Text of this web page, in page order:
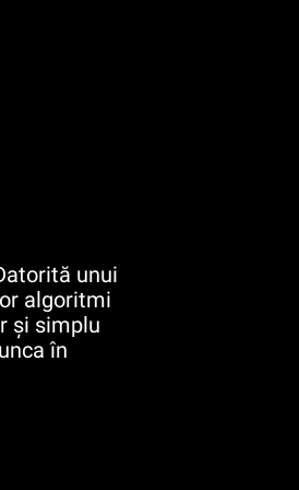
unui
algoritmi
și simplu
în